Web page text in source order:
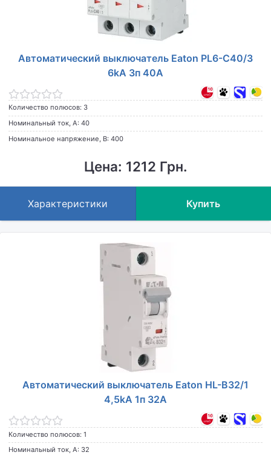
Автоматический выключатель Eaton PL6-C40/3
6kA 3п 40A
Количество полюсов: 3
Номинальный ток, А: 40
Номинальное напряжение, В: 400
Цена: 1212 Грн.
Характеристики Купить
Автоматический выключатель Eaton HL-B32/1
4,5kA 1п 32A
Количество полюсов: 1
Номинальный ток, А: 32